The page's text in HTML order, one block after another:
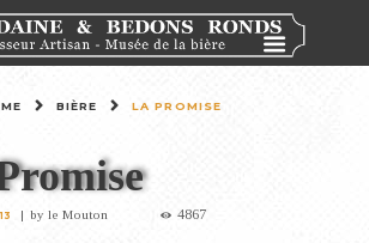
BIÈRE LA PROMISE
byle Mouton 4867